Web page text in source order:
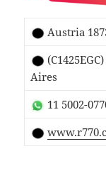
Austria
Aires
11 5002-